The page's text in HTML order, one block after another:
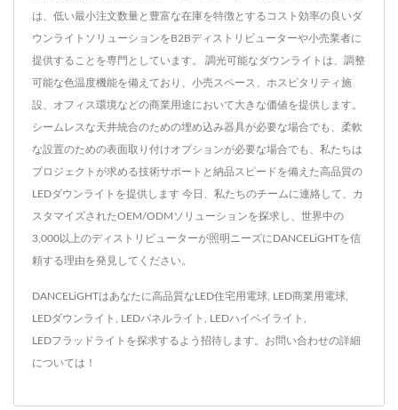
は、低い最小注文数量と豊富な在庫を特徴とするコスト効率の良いダ
ウンライトソリューションをB2Bディストリビューターや小売業者に
提供することを専門としています。 調光可能なダウンライトは、調整
可能な色温度機能を備えており、小売スペース、ホスピタリティ施
設、オフィス環境などの商業用途において大きな価値を提供します。
シームレスな天井統合のための埋め込み器具が必要な場合でも、柔軟
な設置のための表面取り付けオプションが必要な場合でも、私たちは
プロジェクトが求める技術サポートと納品スピードを備えた高品質の
LEDダウンライトを提供します 今日、私たちのチームに連絡して、カ
スタマイズされたOEM/ODMソリューションを探求し、世界中の
3,000以上のディストリビューターが照明ニーズにDANCELiGHTを信
頼する理由を発見してください。
DANCELiGHTはあなたに高品質なLED住宅用電球 LED商業用電球
LEDダウンライト LEDパネルライト LEDハイベイライト
LEDフラッドライト を探求するよう招待します。 お問い合わせの詳細
については！